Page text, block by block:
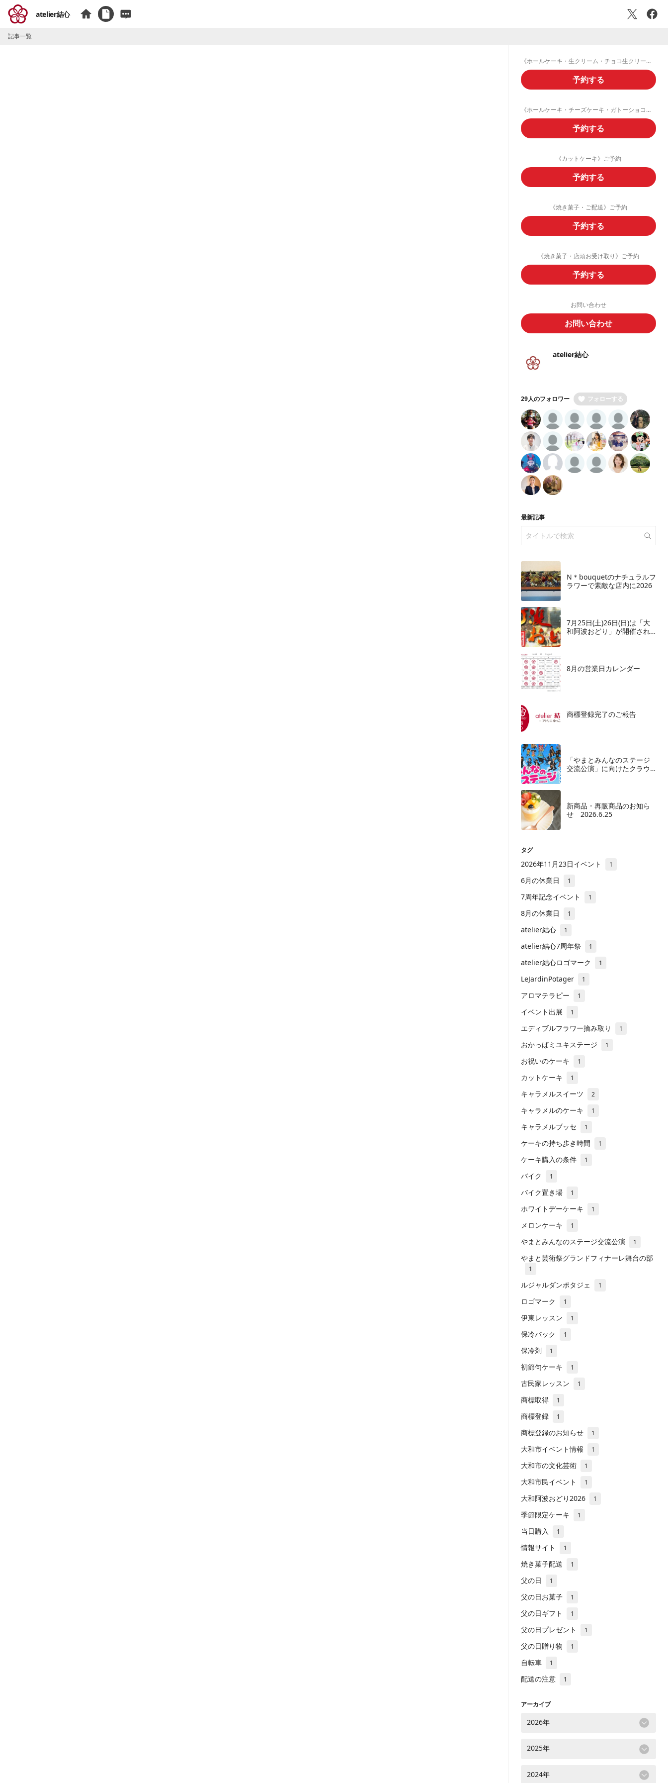
atelier結心
記事一覧
《ホールケーキ・生クリーム・チョコ生クリームデコレーション》ご予約フォーム
予約する
《ホールケーキ・チーズケーキ・ガトーショコラ・フルーツタルト》ご予約
予約する
《カットケーキ》ご予約
予約する
《焼き菓子・ご配送》ご予約
予約する
《焼き菓子・店頭お受け取り》ご予約
予約する
お問い合わせ
お問い合わせ
atelier結心
29人のフォロワー フォローする
最新記事
N＊bouquetのナチュラルフ
ラワーで素敵な店内に2026
7月25日(土)26日(日)は「大
和阿波おどり」が開催され
8月の営業日カレンダー
商標登録完了のご報告
「やまとみんなのステージ
交流公演」に向けたクラウ
新商品・再販商品のお知ら
せ 2026.6.25
タグ
2026年11月23日イベント 1
6月の休業日 1
7周年記念イベント 1
8月の休業日 1
atelier結心 1
atelier結心7周年祭 1
atelier結心ロゴマーク 1
LeJardinPotager 1
アロマテラピー 1
イベント出展 1
エディブルフラワー摘み取り 1
おかっぱミユキステージ 1
お祝いのケーキ 1
カットケーキ 1
キャラメルスイーツ 2
キャラメルのケーキ 1
キャラメルブッセ 1
ケーキの持ち歩き時間 1
ケーキ購入の条件 1
バイク 1
バイク置き場 1
ホワイトデーケーキ 1
メロンケーキ 1
やまとみんなのステージ交流公演 1
やまと芸術祭グランドフィナーレ舞台の部
1
ルジャルダンポタジェ 1
ロゴマーク 1
伊東レッスン 1
保冷バック 1
保冷剤 1
初節句ケーキ 1
古民家レッスン 1
商標取得 1
商標登録 1
商標登録のお知らせ 1
大和市イベント情報 1
大和市の文化芸術 1
大和市民イベント 1
大和阿波おどり2026 1
季節限定ケーキ 1
当日購入 1
情報サイト 1
焼き菓子配送 1
父の日 1
父の日お菓子 1
父の日ギフト 1
父の日プレゼント 1
父の日贈り物 1
自転車 1
配送の注意 1
アーカイブ
2026年
2025年
2024年